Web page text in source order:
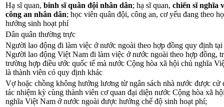
Hạ sĩ quan, binh sĩ quân đội nhân dân; hạ sĩ quan, chiến sĩ nghĩa
công an nhân dân; học viên quân đội, công an, cơ yếu đang theo
hưởng sinh hoạt phí
Dân quân thường trực
Người lao động đi làm việc ở nước ngoài theo hợp đồng quy định
Người lao động Việt Nam đi làm việc ở nước ngoài theo hợp đồng,
trường hợp điều ước quốc tế mà nước Cộng hòa xã hội chủ nghĩa
là thành viên có quy định khác
Vợ hoặc chồng không hưởng lương từ ngân sách nhà nước được cử
tác nhiệm kỳ cùng thành viên cơ quan đại diện nước Cộng hòa xã
nghĩa Việt Nam ở nước ngoài được hưởng chế độ sinh hoạt phí;